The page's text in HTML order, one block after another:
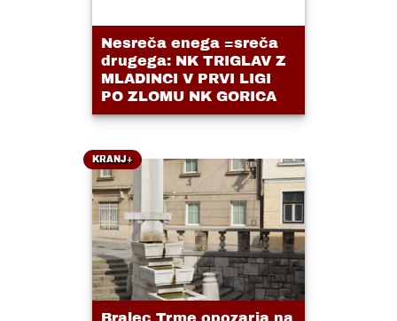
Nesreča enega =sreča
drugega: NK TRIGLAV Z
MLADINCI V PRVI LIGI
PO ZLOMU NK GORICA
KRANJ+
Bralec Trme opozarja na